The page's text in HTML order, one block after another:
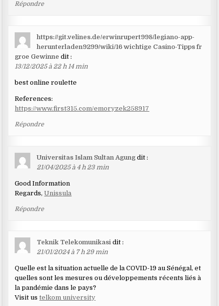
Répondre
https://git.velines.de/erwinrupert998/legiano-app-
herunterladen9299/wiki/16 wichtige Casino-Tipps fr
groe Gewinne dit :
13/12/2025 à 22 h 14 min
best online roulette
References:
https://www.first315.com/emoryzek258917
Répondre
Universitas Islam Sultan Agung dit :
21/04/2025 à 4 h 23 min
Good Information
Regards,Unissula
Répondre
Teknik Telekomunikasi dit :
21/01/2024 à 7 h 29 min
Quelle est la situation actuelle de la COVID-19 au Sénégal, et
quelles sont les mesures ou développements récents liés à
la pandémie dans le pays?
Visit ustelkom university